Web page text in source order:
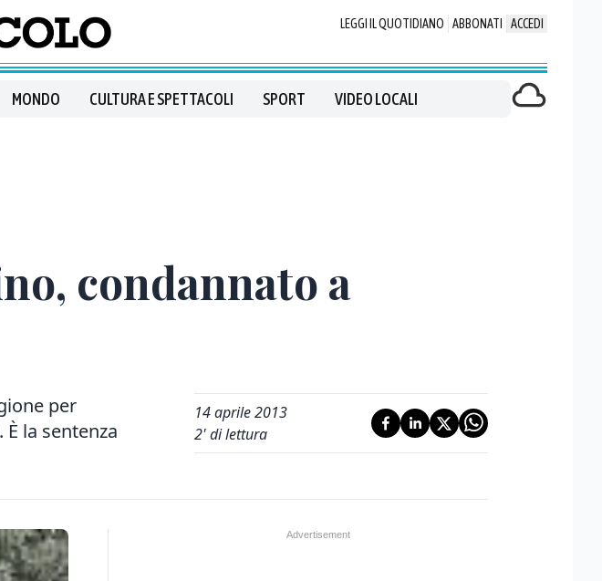
LEGGI IL QUOTIDIANO ABBONATI ACCEDI
MONDO CULTURA E SPETTACOLI SPORT VIDEO LOCALI
condannato a
per
la sentenza
14 aprile 2013
2' di lettura